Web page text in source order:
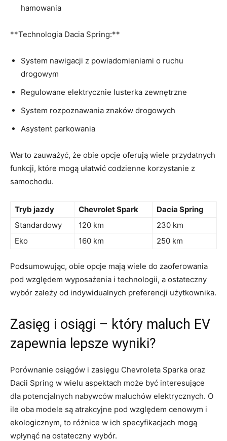
hamowania
**Technologia ⁤Dacia Spring:**
System nawigacji z​ powiadomieniami⁤ o‌ ruchu
drogowym
Regulowane elektrycznie lusterka zewnętrzne
System‍ rozpoznawania znaków drogowych
Asystent parkowania
Warto zauważyć, że ⁢obie⁢ opcje oferują wiele przydatnych
funkcji, które mogą⁢ ułatwić⁤ codzienne korzystanie ​z
samochodu.
Tryb jazdy Chevrolet Spark
Dacia Spring
Standardowy
120 ‍km
230 km
Eko
160 km 250 km
Podsumowując, obie‍ opcje mają ⁣wiele ‌do zaoferowania
pod względem ‌wyposażenia i ‌technologii, ⁣a ostateczny
wybór⁣ zależy od indywidualnych ​preferencji użytkownika.
Zasięg ​i osiągi –⁣ który‌ maluch EV
zapewnia lepsze wyniki?
Porównanie‍ osiągów i zasięgu Chevroleta Sparka ‍oraz
Dacii Spring w wielu aspektach może być⁢ interesujące
dla potencjalnych nabywców maluchów‍ elektrycznych. O
ile⁣ oba modele​ są⁤ atrakcyjne pod względem cenowym i
ekologicznym, ⁢to różnice w ich specyfikacjach mogą⁢
wpłynąć na ⁢ostateczny wybór.